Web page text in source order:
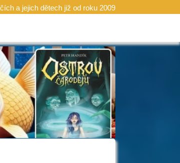
a jejich dětech již od roku 2009